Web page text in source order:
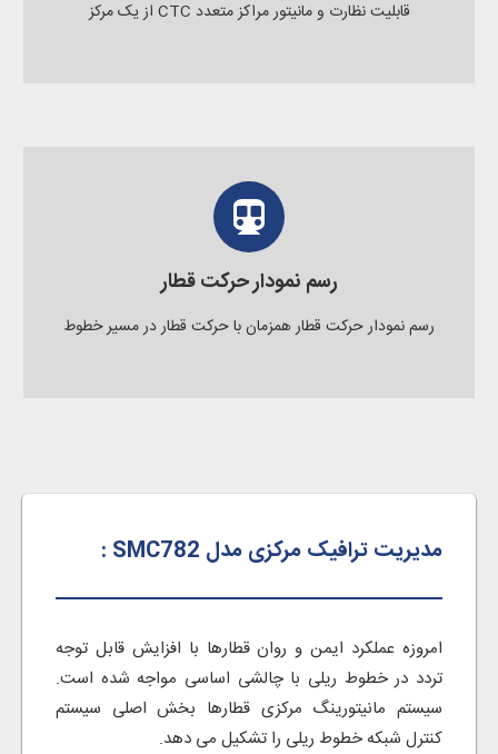
قابلیت نظارت و مانیتور مراکز متعدد CTC از یک مرکز
رسم نمودار حرکت قطار
رسم نمودار حرکت قطار همزمان با حرکت قطار در مسیر خطوط
مدیریت ترافیک مرکزی مدل SMC782 :
امروزه عملکرد ایمن و روان قطارها با افزایش قابل توجه
تردد در خطوط ریلی با چالشی اساسی مواجه شده است.
سیستم مانیتورینگ مرکزی قطارها بخش اصلی سیستم
کنترل شبکه خطوط ریلی را تشکیل می دهد.